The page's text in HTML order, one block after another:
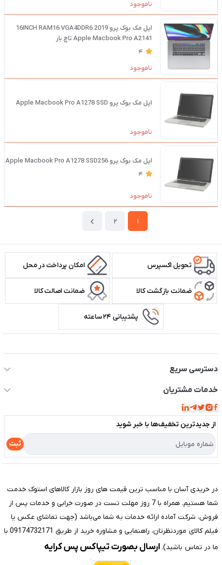
ناموجود
اپل مک بوک پرو 16INCH RAM16 VGA4DDR6 2019
Apple Macbook Pro A2141 تاچ بار
4
ناموجود
اپل مک بوک پرو Apple Macbook Pro A1278 SSD
ناموجود
اپل مک بوک پرو Apple Macbook Pro A1278 SSD256
4
ناموجود
1
2
تحویل اکسپرس امکان پرداخت در محل
ضمانت بازگشت کالا ضمانت اصالت کالا
پشتیبانی ۲۴ ساعته
دسترسی سریع
حساب کاربری
مجله فروشگاه
لیست محصولات
درباره ما
تماس با ما
خدمات مشتریان
قوانین و مقررات
حریم خصوصی
راهنما
از جدید‌ترین تخفیف‌ها با‌ خبر شوید
ثبت
در خریدی آسان با مناسب ترین قیمت های روز بازار کالاهای استوک خدمت
شما هستیم. همراه با 7 روز مهلت تست در صورت خرابی و خدمات پس از
فروش، شرکت آماده ارائه خدمات به شما می‌باشد (جهت تماشای عکس یا
فیلم کالای موردنظرتان، راهنمایی و مشاوره خرید از طریق 09174732171 با
ما در تماس باشید).ارسال بصورت تیپاکس پس کرایه